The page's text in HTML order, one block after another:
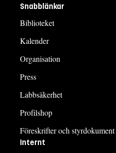
Snabblänkar
Biblioteket
Kalender
Organisation
Press
Labbsäkerhet
Profilshop
Föreskrifter och styrdokument
Internt